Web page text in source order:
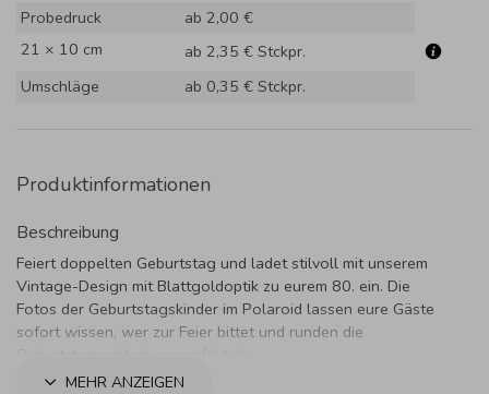
Probedruck
ab 2,00 €
21 × 10 cm
ab 2,35 € Stckpr.
Umschläge
ab 0,35 € Stckpr.
Produktinformationen
Beschreibung
Feiert doppelten Geburtstag und ladet stilvoll mit unserem
Vintage-Design mit Blattgoldoptik zu eurem 80. ein. Die
Fotos der Geburtstagskinder im Polaroid lassen eure Gäste
sofort wissen, wer zur Feier bittet und runden die
MEHR ANZEIGEN